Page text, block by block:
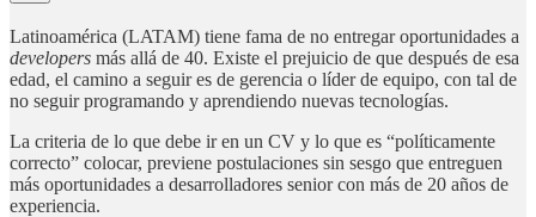
Latinoamérica (LATAM) tiene fama de no entregar oportunidades a
developers más allá de 40. Existe el prejuicio de que después de esa
edad, el camino a seguir es de gerencia o líder de equipo, con tal de
no seguir programando y aprendiendo nuevas tecnologías.
La criteria de lo que debe ir en un CV y lo que es “políticamente
correcto” colocar, previene postulaciones sin sesgo que entreguen
más oportunidades a desarrolladores senior con más de 20 años de
experiencia.